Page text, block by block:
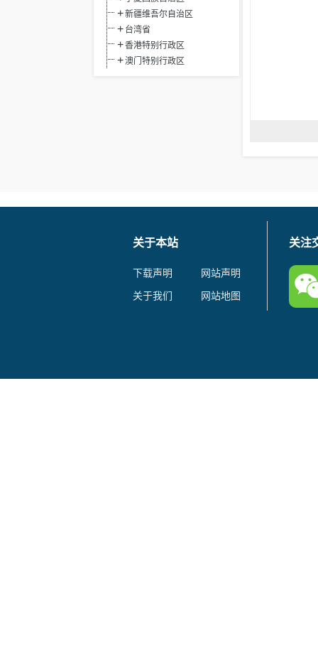
新疆维吾尔自治区
台湾省
香港特别行政区
澳门特别行政区
关于本站
下载声明
网站声明
关于我们
网站地图
关注